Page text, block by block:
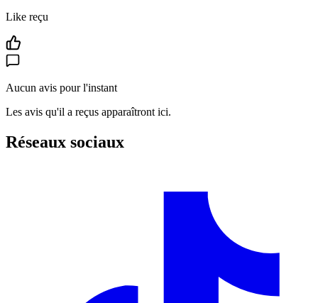
Like reçu
Aucun avis pour l'instant
Les avis qu'il a reçus apparaîtront ici.
Réseaux sociaux